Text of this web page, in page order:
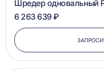
Шредер одновальный
6 263 639 ₽